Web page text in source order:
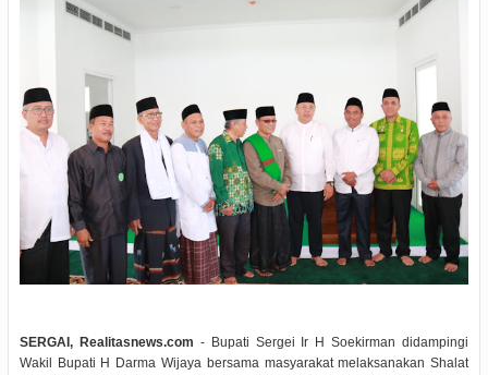
SERGAI, Realitasnews.com - Bupati Sergei Ir H Soekirman didampingi
Wakil Bupati H Darma Wijaya bersama masyarakat melaksanakan Shalat